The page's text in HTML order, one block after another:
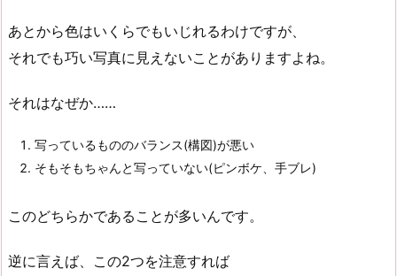
あとから色はいくらでもいじれるわけですが、
それでも巧い写真に見えないことがありますよね。
それはなぜか……
写っているもののバランス(構図)が悪い
そもそもちゃんと写っていない(ピンボケ、手ブレ)
このどちらかであることが多いんです。
逆に言えば、この2つを注意すれば